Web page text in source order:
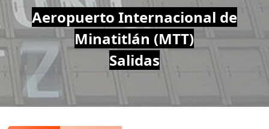
Air
Traffic
Live
Aeropuerto Internacional de
Minatitlán (MTT)
Salidas